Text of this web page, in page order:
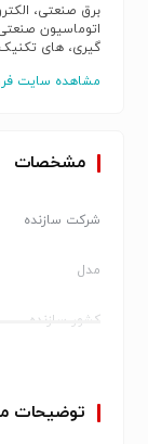
اتوماسیون
مشاهده سایت
مشخصات
شرکت سازنده
مدل
کشور سازنده
برندتوضیحات